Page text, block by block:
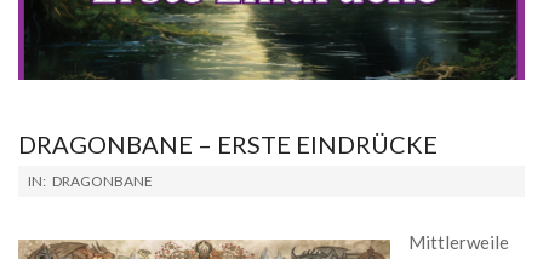
DRAGONBANE – ERSTE EINDRÜCKE
2024-
IN: DRAGONBANE
Mittlerweile